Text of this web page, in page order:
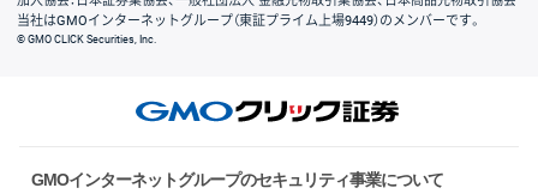
当社はGMOインターネットグループ（東証プライム上場9449）のメンバーです。
© GMO CLICK Securities, Inc.
GMOインターネットグループのセキュリティ事業について